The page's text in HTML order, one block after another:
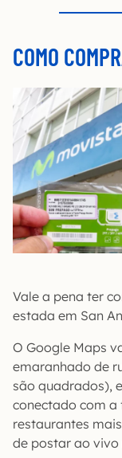
COMO
Vale a pena ter
estada em San
O Google Maps
emaranhado de
são quadrados),
conectado com
restaurantes
de postar ao vivo